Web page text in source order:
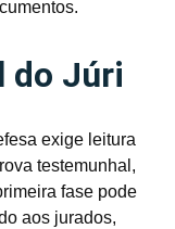
do Júri
exige leitura
testemunhal,
fase pode
aos jurados,